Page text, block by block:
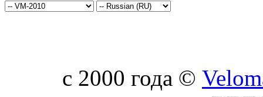
c 2000 года ©